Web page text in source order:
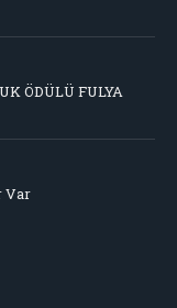
ÖDÜLÜ FULYA
Var